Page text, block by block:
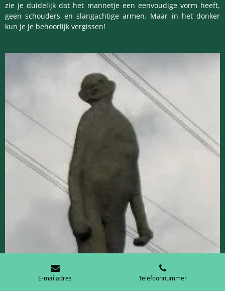
zie je duidelijk dat het mannetje een eenvoudige vorm heeft,
geen schou­ders en slangachtige armen. Maar in het donker
kun je je behoorlijk vergissen!
E-mailadres Telefoonnummer